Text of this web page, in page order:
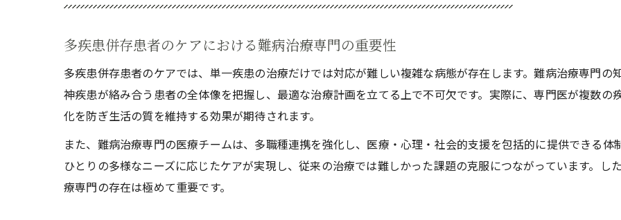
多疾患併存患者のケアにおける難病治療専門の重要性
多疾患併存患者のケアでは、単一疾患の治療だけでは対応が難しい複雑な病態が存在します。難病治療専門
神疾患が絡み合う患者の全体像を把握し、最適な治療計画を立てる上で不可欠です。実際に、専門医が複数の
化を防ぎ生活の質を維持する効果が期待されます。
また、難病治療専門の医療チームは、多職種連携を強化し、医療・心理・社会的支援を包括的に提供できる
ひとりの多様なニーズに応じたケアが実現し、従来の治療では難しかった課題の克服につながっています。し
療専門の存在は極めて重要です。